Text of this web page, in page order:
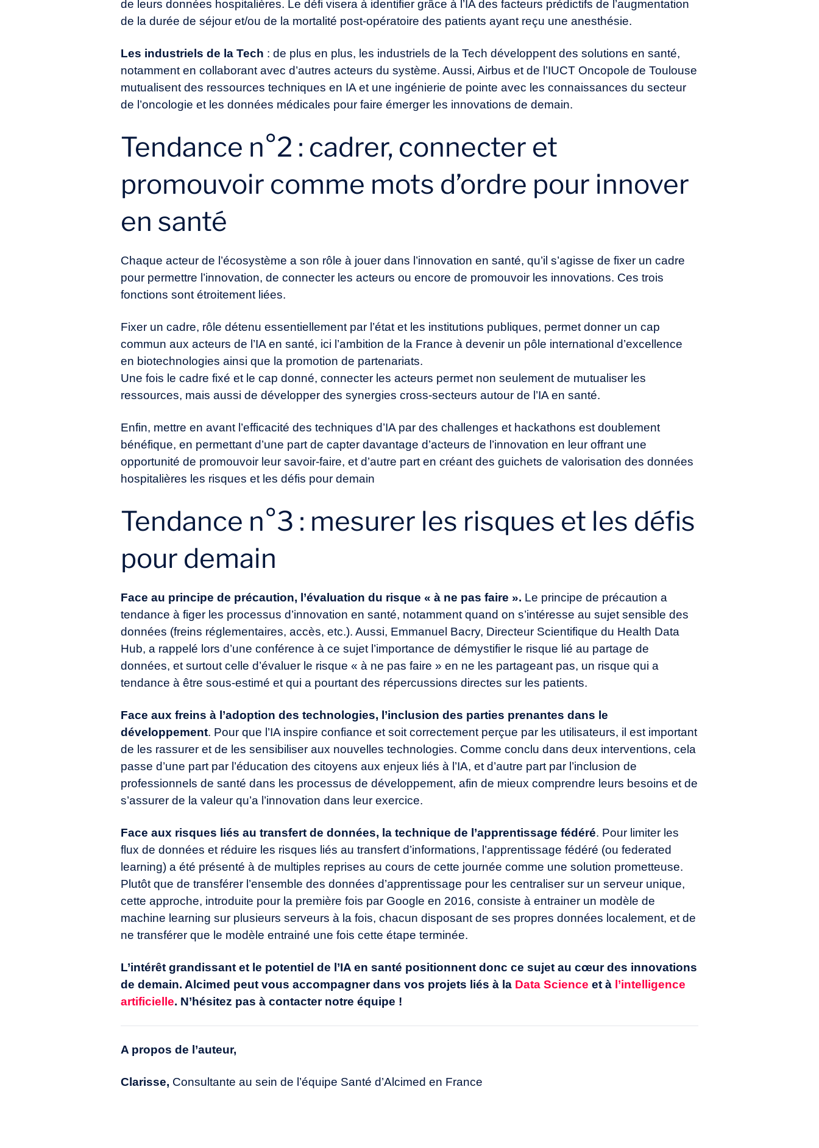
de leurs données hospitalières. Le défi visera à identifier grâce à l’IA des facteurs prédictifs de l’augmentation
de la durée de séjour et/ou de la mortalité post-opératoire des patients ayant reçu une anesthésie.
Les industriels de la Tech : de plus en plus, les industriels de la Tech développent des solutions en santé,
notamment en collaborant avec d’autres acteurs du système. Aussi, Airbus et de l’IUCT Oncopole de Toulouse
mutualisent des ressources techniques en IA et une ingénierie de pointe avec les connaissances du secteur
de l’oncologie et les données médicales pour faire émerger les innovations de demain.
Tendance n°2 : cadrer, connecter et
promouvoir comme mots d’ordre pour innover
en santé
Chaque acteur de l’écosystème a son rôle à jouer dans l’innovation en santé, qu’il s’agisse de fixer un cadre
pour permettre l’innovation, de connecter les acteurs ou encore de promouvoir les innovations. Ces trois
fonctions sont étroitement liées.
Fixer un cadre, rôle détenu essentiellement par l’état et les institutions publiques, permet donner un cap
commun aux acteurs de l’IA en santé, ici l’ambition de la France à devenir un pôle international d’excellence
en biotechnologies ainsi que la promotion de partenariats.
Une fois le cadre fixé et le cap donné, connecter les acteurs permet non seulement de mutualiser les
ressources, mais aussi de développer des synergies cross-secteurs autour de l’IA en santé.
Enfin, mettre en avant l’efficacité des techniques d’IA par des challenges et hackathons est doublement
bénéfique, en permettant d’une part de capter davantage d’acteurs de l’innovation en leur offrant une
opportunité de promouvoir leur savoir-faire, et d’autre part en créant des guichets de valorisation des données
hospitalières les risques et les défis pour demain
Tendance n°3 : mesurer les risques et les défis
pour demain
Face au principe de précaution, l’évaluation du risque « à ne pas faire ». Le principe de précaution a
tendance à figer les processus d’innovation en santé, notamment quand on s’intéresse au sujet sensible des
données (freins réglementaires, accès, etc.). Aussi, Emmanuel Bacry, Directeur Scientifique du Health Data
Hub, a rappelé lors d’une conférence à ce sujet l’importance de démystifier le risque lié au partage de
données, et surtout celle d’évaluer le risque « à ne pas faire » en ne les partageant pas, un risque qui a
tendance à être sous-estimé et qui a pourtant des répercussions directes sur les patients.
Face aux freins à l’adoption des technologies, l’inclusion des parties prenantes dans le
développement. Pour que l’IA inspire confiance et soit correctement perçue par les utilisateurs, il est important
de les rassurer et de les sensibiliser aux nouvelles technologies. Comme conclu dans deux interventions, cela
passe d’une part par l’éducation des citoyens aux enjeux liés à l’IA, et d’autre part par l’inclusion de
professionnels de santé dans les processus de développement, afin de mieux comprendre leurs besoins et de
s’assurer de la valeur qu’a l’innovation dans leur exercice.
Face aux risques liés au transfert de données, la technique de l’apprentissage fédéré. Pour limiter les
flux de données et réduire les risques liés au transfert d’informations, l’apprentissage fédéré (ou federated
learning) a été présenté à de multiples reprises au cours de cette journée comme une solution prometteuse.
Plutôt que de transférer l’ensemble des données d’apprentissage pour les centraliser sur un serveur unique,
cette approche, introduite pour la première fois par Google en 2016, consiste à entrainer un modèle de
machine learning sur plusieurs serveurs à la fois, chacun disposant de ses propres données localement, et de
ne transférer que le modèle entrainé une fois cette étape terminée.
L’intérêt grandissant et le potentiel de l’IA en santé positionnent donc ce sujet au cœur des innovations
de demain. Alcimed peut vous accompagner dans vos projets liés à la Data Science et à l’intelligence
artificielle. N’hésitez pas à contacter notre équipe !
A propos de l’auteur,
Clarisse, Consultante au sein de l’équipe Santé d’Alcimed en France